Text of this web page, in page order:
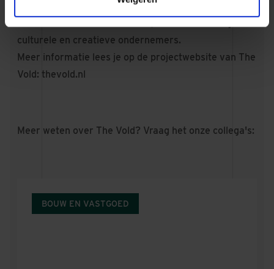
Stichting Tempel gaat het cultuurcluster beheren en
culturele en creatieve ondernemers.
Meer informatie lees je op de projectwebsite van The
Vold: thevold.nl
Meer weten over The Vold? Vraag het onze collega's:
BOUW EN VASTGOED